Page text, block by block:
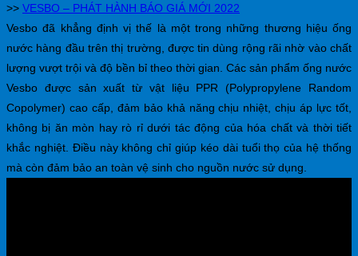
>> VESBO – PHÁT HÀNH BÁO GIÁ MỚI 2022
Vesbo đã khẳng định vị thế là một trong những thương hiệu ống
nước hàng đầu trên thị trường, được tin dùng rộng rãi nhờ vào chất
lượng vượt trội và độ bền bỉ theo thời gian. Các sản phẩm ống nước
Vesbo được sản xuất từ vật liệu PPR (Polypropylene Random
Copolymer) cao cấp, đảm bảo khả năng chịu nhiệt, chịu áp lực tốt,
không bị ăn mòn hay rò rỉ dưới tác động của hóa chất và thời tiết
khắc nghiệt. Điều này không chỉ giúp kéo dài tuổi thọ của hệ thống
mà còn đảm bảo an toàn vệ sinh cho nguồn nước sử dụng.